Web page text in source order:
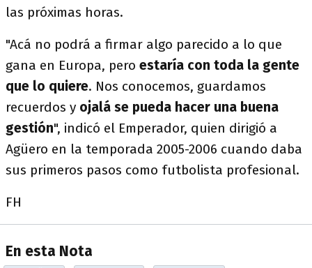
las próximas horas.
"Acá no podrá a firmar algo parecido a lo que
gana en Europa, pero estaría con toda la gente
que lo quiere. Nos conocemos, guardamos
recuerdos y ojalá se pueda hacer una buena
gestión", indicó el Emperador, quien dirigió a
Agüero en la temporada 2005-2006 cuando daba
sus primeros pasos como futbolista profesional.
FH
En esta Nota